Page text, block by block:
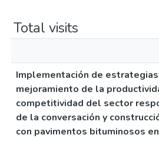
Total visits
Implementación de
mejoramiento de la
competitividad del sector
de la conversación y
con pavimentos bituminosos